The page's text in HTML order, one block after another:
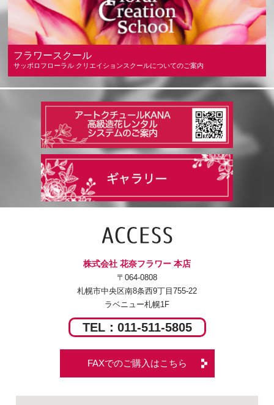
フラワースクール
サッポロフローラル クリエイションスクールについてのご案内
株式会社 花奈フラワー 本店
〒064-0808
札幌市中央区南8条西9丁目755-22
ラベニュー札幌1F
TEL：011-511-5805
FAXでのご購入はこちら